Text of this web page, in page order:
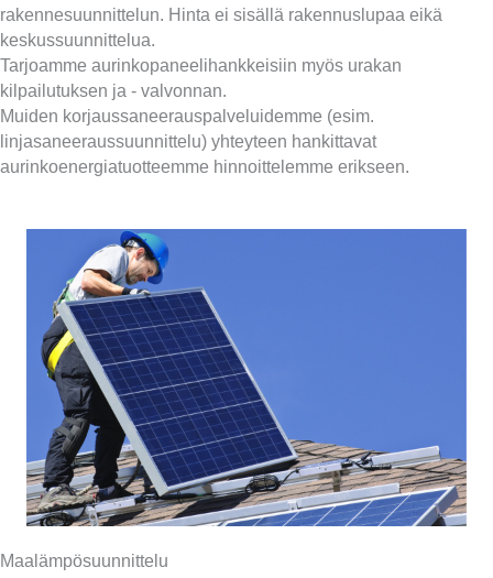
rakennesuunnittelun. Hinta ei sisällä rakennuslupaa eikä
keskussuunnittelua.
Tarjoamme aurinkopaneelihankkeisiin myös urakan
kilpailutuksen ja - valvonnan.
Muiden korjaussaneerauspalveluidemme (esim.
linjasaneeraussuunnittelu) yhteyteen hankittavat
aurinkoenergiatuotteemme hinnoittelemme erikseen.
Maalämpösuunnittelu